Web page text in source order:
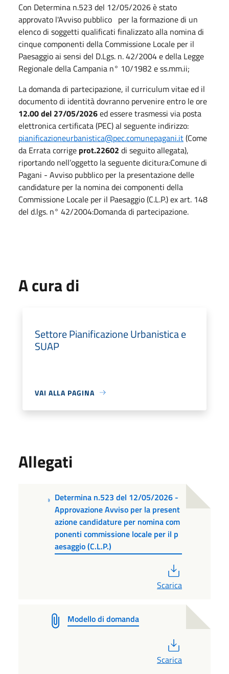
Con Determina n.523 del 12/05/2026 è stato
approvato l'Avviso pubblico per la formazione di un
elenco di soggetti qualificati finalizzato alla nomina di
cinque componenti della Commissione Locale per il
Paesaggio ai sensi del D.Lgs. n. 42/2004 e della Legge
Regionale della Campania n° 10/1982 e ss.mm.ii;
La domanda di partecipazione, il curriculum vitae ed il
documento di identità dovranno pervenire entro le ore
12.00 del 27/05/2026ed essere trasmessi via posta
elettronica certificata (PEC) al seguente indirizzo:
pianificazioneurbanistica@pec.comunepagani.it(Come
da Errata corrige prot.22602 di seguito allegata),
riportando nell’oggetto la seguente dicitura:Comune di
Pagani - Avviso pubblico per la presentazione delle
candidature per la nomina dei componenti della
Commissione Locale per il Paesaggio (C.L.P.) ex art. 148
del d.lgs. n° 42/2004:Domanda di partecipazione.
A cura di
Settore Pianificazione Urbanistica e
SUAP
VAI ALLA PAGINA
Allegati
Determina n.523 del 12/05/2026 -
Approvazione Avviso per la present
azione candidature per nomina com
ponenti commissione locale per il p
aesaggio (C.L.P.)
Scarica
Modello di domanda
Scarica